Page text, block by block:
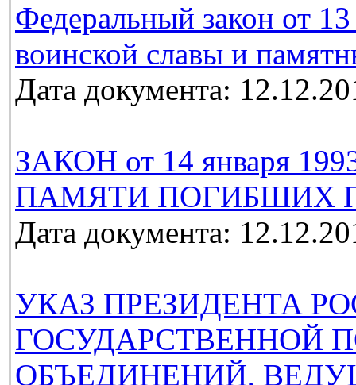
Федеральный закон от
воинской славы и
Дата документа:
ЗАКОН от 14 января
ПАМЯТИ ПОГИБШИХ
Дата документа:
УКАЗ ПРЕЗИДЕНТА
ГОСУДАРСТВЕННОЙ
ОБЪЕДИНЕНИЙ,